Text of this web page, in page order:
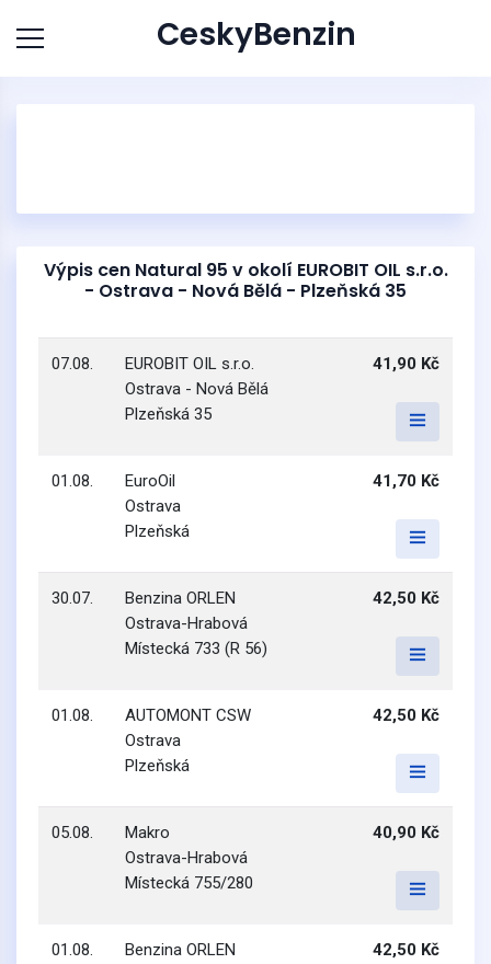
CeskyBenzin
Výpis cen Natural 95 v okolí EUROBIT OIL s.r.o.
- Ostrava - Nová Bělá - Plzeňská 35
07.08.
EUROBIT OIL s.r.o.
Ostrava - Nová Bělá
Plzeňská 35
41,90 Kč
01.08.
EuroOil
Ostrava
Plzeňská
41,70 Kč
30.07.
Benzina ORLEN
Ostrava-Hrabová
Místecká 733 (R 56)
42,50 Kč
01.08.
AUTOMONT CSW
Ostrava
Plzeňská
42,50 Kč
05.08.
Makro
Ostrava-Hrabová
Místecká 755/280
40,90 Kč
01.08.
Benzina ORLEN
42,50 Kč